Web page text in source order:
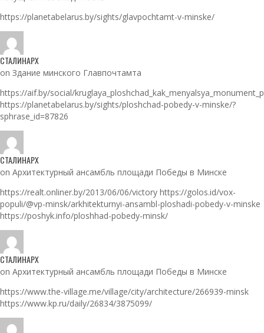
https://planetabelarus.by/sights/glavpochtamt-v-minske/
СТАЛИНАРХ
on Здание минского Главпочтамта
https://aif.by/social/
https://planetabelarus.by/sights/ploshchad-pobedy-v-minske/?
sphrase_id=87826
СТАЛИНАРХ
on Архитектурный ансамбль площади Победы в Минске
https://realt.onliner.by/2013/06/06/victory https://golos.id/vox-
populi/@vp-minsk/arkhitekturnyi-ansambl-ploshadi-pobedy-v-minske
https://poshyk.info/ploshhad-pobedy-minsk/
СТАЛИНАРХ
on Архитектурный ансамбль площади Победы в Минске
https://www.the-village.me/village/city/architecture/266939-minsk
https://www.kp.ru/daily/26834/3875099/